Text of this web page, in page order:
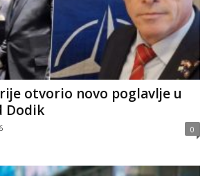
otvorio novo poglavlje u
Dodik
0